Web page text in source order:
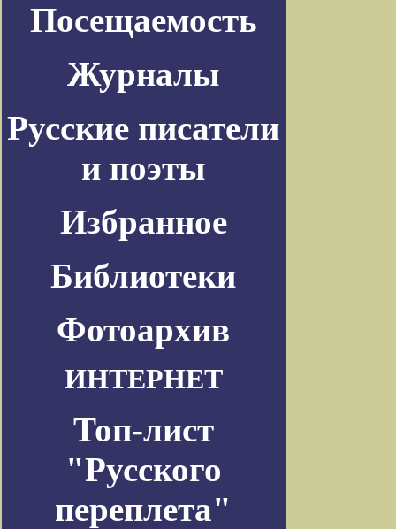
Посещаемость
Журналы
Русские писатели
и поэты
Избранное
Библиотеки
Фотоархив
ИНТЕРНЕТ
Топ-лист
"Русского
переплета"